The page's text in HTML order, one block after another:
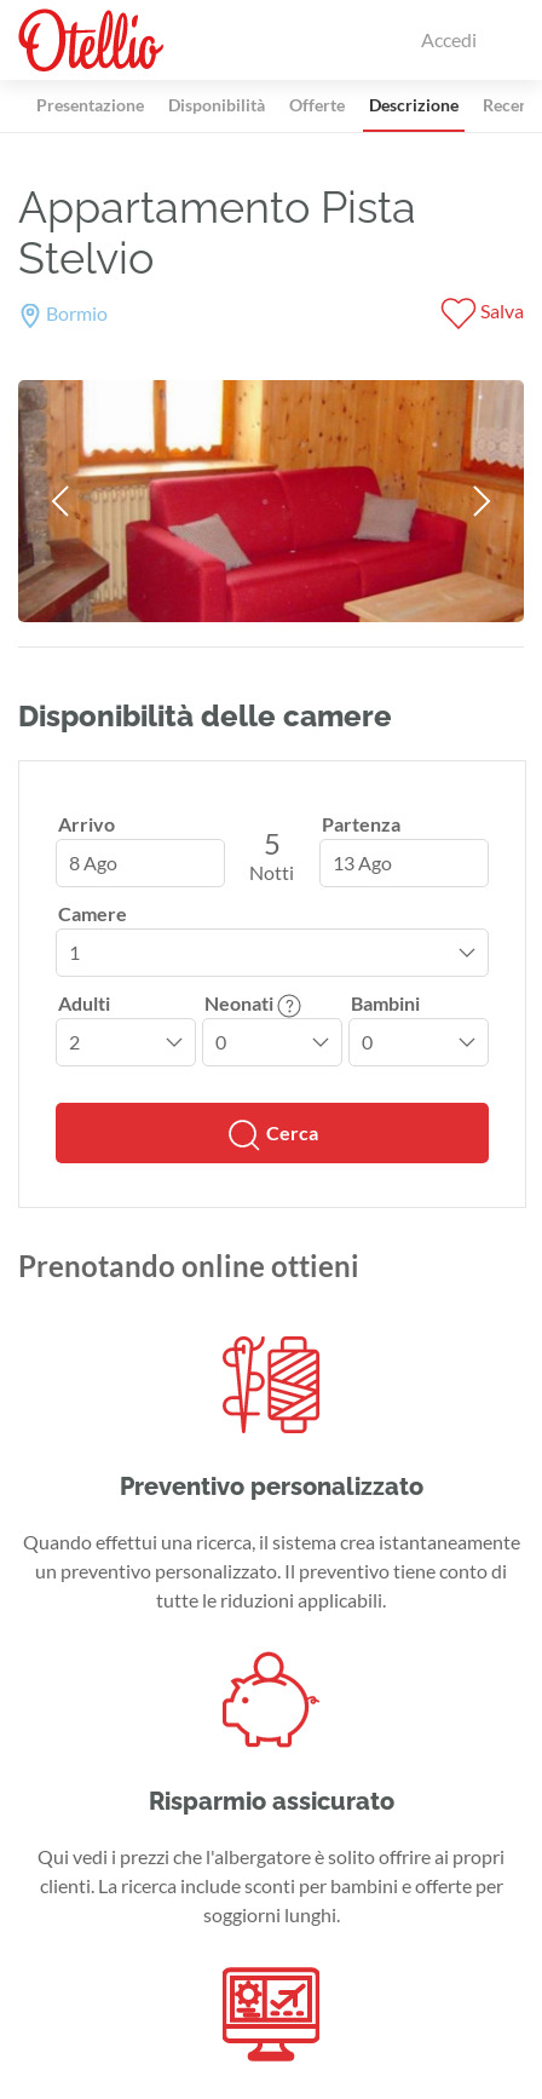
Accedi
Presentazione Disponibilità Offerte Descrizione
Appartamento Pista
Stelvio
Bormio Salva
Disponibilità delle camere
Arrivo
8 Ago
5
Notti
Partenza
13 Ago
Camere
Adulti Neonati Bambini
Cerca
Prenotando online ottieni
Preventivo personalizzato
Quando effettui una ricerca, il sistema crea istantaneamente
un preventivo personalizzato. Il preventivo tiene conto di
tutte le riduzioni applicabili.
Risparmio assicurato
Qui vedi i prezzi che l'albergatore è solito offrire ai propri
clienti. La ricerca include sconti per bambini e offerte per
soggiorni lunghi.